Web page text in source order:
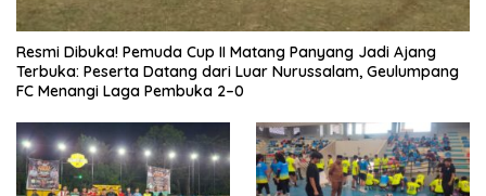
Resmi Dibuka! Pemuda Cup II Matang Panyang Jadi Ajang
Terbuka: Peserta Datang dari Luar Nurussalam, Geulumpang
FC Menangi Laga Pembuka 2–0